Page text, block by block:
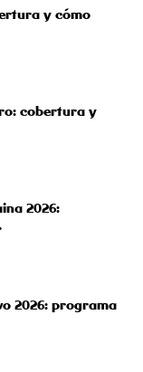
y cómo
cobertura y
2026:
2026: programa